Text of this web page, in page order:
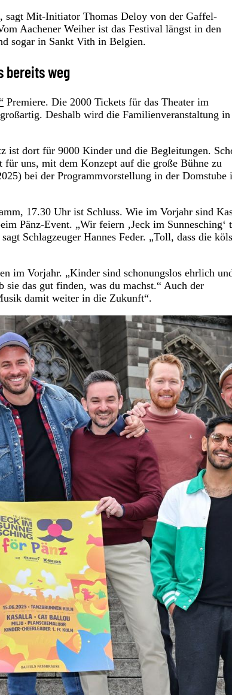
sagt Mit-Initiator Thomas Deloy von der Gaffel-
Aachener Weiher ist das Festival längst in den
sogar in Sankt Vith in Belgien.
bereits weg
Premiere. Die 2000 Tickets für das Theater im
Deshalb wird die Familienveranstaltung in
ist dort für 9000 Kinder und die Begleitungen.
uns, mit dem Konzept auf die große Bühne zu
bei der Programmvorstellung in der Domstube
17.30 Uhr ist Schluss. Wie im Vorjahr sind
Pänz-Event. „Wir feiern ‚Jeck im Sunnesching‘
Schlagzeuger Hannes Feder. „Toll, dass die
im Vorjahr. „Kinder sind schonungslos ehrlich
das gut finden, was du machst.“ Auch der
damit weiter in die Zukunft“.